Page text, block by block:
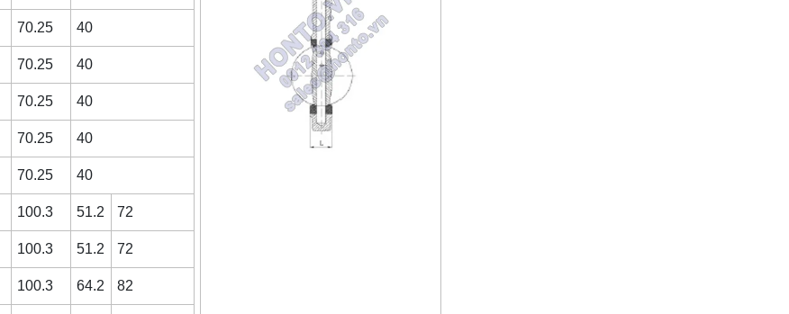
70.25 40
70.25 40
70.25 40
70.25 40
70.25 40
100.3 51.2 72
100.3 51.2 72
100.3 64.2 82